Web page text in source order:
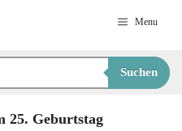
Menu
Suchen
25. Geburtstag